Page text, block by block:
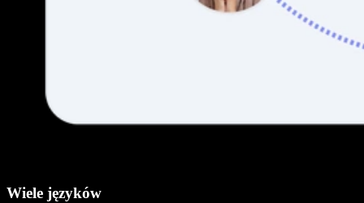
Wiele języków